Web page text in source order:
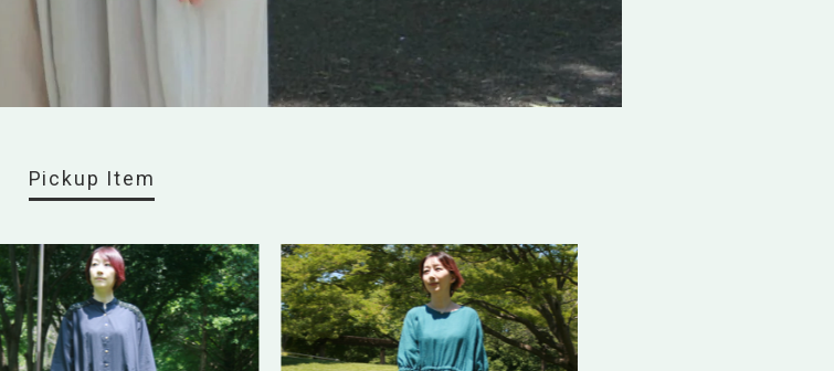
Pickup Item